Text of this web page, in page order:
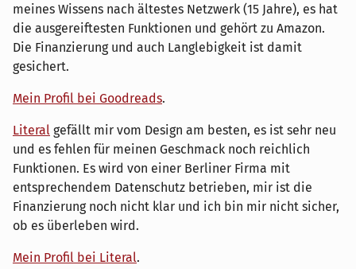
meines Wissens nach ältestes Netzwerk (15 Jahre), es hat
die ausgereiftesten Funktionen und gehört zu Amazon.
Die Finanzierung und auch Langlebigkeit ist damit
gesichert.
Mein Profil bei Goodreads.
Literal gefällt mir vom Design am besten, es ist sehr neu
und es fehlen für meinen Geschmack noch reichlich
Funktionen. Es wird von einer Berliner Firma mit
entsprechendem Datenschutz betrieben, mir ist die
Finanzierung noch nicht klar und ich bin mir nicht sicher,
ob es überleben wird.
Mein Profil bei Literal.